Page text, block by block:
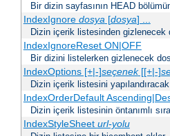
Bir dizin sayfasının HEAD
IndexIgnore dosya[dosya] ...
Dizin içerik listesinden gizlenecek
IndexIgnoreReset ON|OFF
Bir dizini listelerken gizlenecek
IndexOptions [+|-]seçenek[[+|-]
Dizin içerik listesini
IndexOrderDefault
Dizin içerik listesinin öntanımlı
IndexStyleSheet url-yolu